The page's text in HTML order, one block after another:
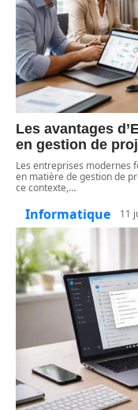
Les avantages
en gestion de
Les entreprises modernes
en matière de gestion de
ce contexte,…
Informatique 11